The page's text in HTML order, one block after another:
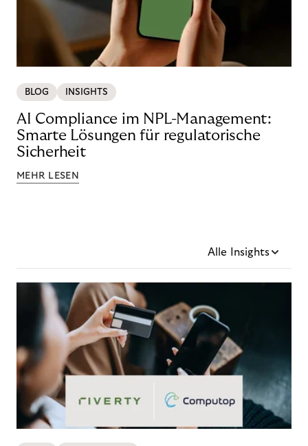
BLOG INSIGHTS
AI Compliance im NPL-Management:
Smarte Lösungen für regulatorische
Sicherheit
MEHR LESEN
Alle Insights